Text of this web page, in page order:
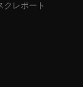
レポート